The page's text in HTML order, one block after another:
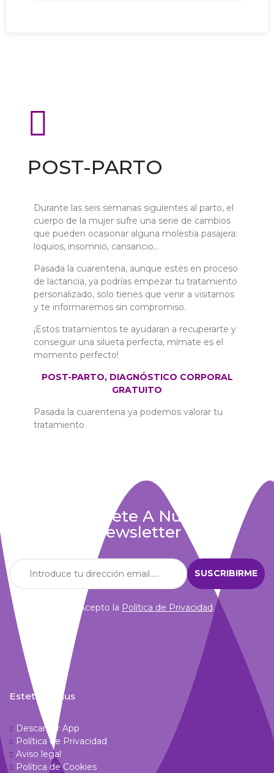
POST-PARTO
Durante las seis semanas siguientes al parto, el
cuerpo de la mujer sufre una serie de cambios
que pueden ocasionar alguna molestia pasajera:
loquios, insomnio, cansancio…
Pasada la cuarentena, aunque estés en proceso
de lactancia, ya podrías empezar tu tratamiento
personalizado, solo tienes que venir a visitarnos
y te informaremos sin compromiso.
¡Estos tratamientos te ayudaran a recuperarte y
conseguir una silueta perfecta, mímate es el
momento perfecto!
POST-PARTO, DIAGNÓSTICO CORPORAL
GRATUITO
Pasada la cuarentena ya podemos valorar tu
tratamiento.
Suscríbete A Nuestra
Newsletter
Acepto la Política de Privacidad.
Estetic Venus
Descargar App
Política de Privacidad
Aviso legal
Política de Cookies